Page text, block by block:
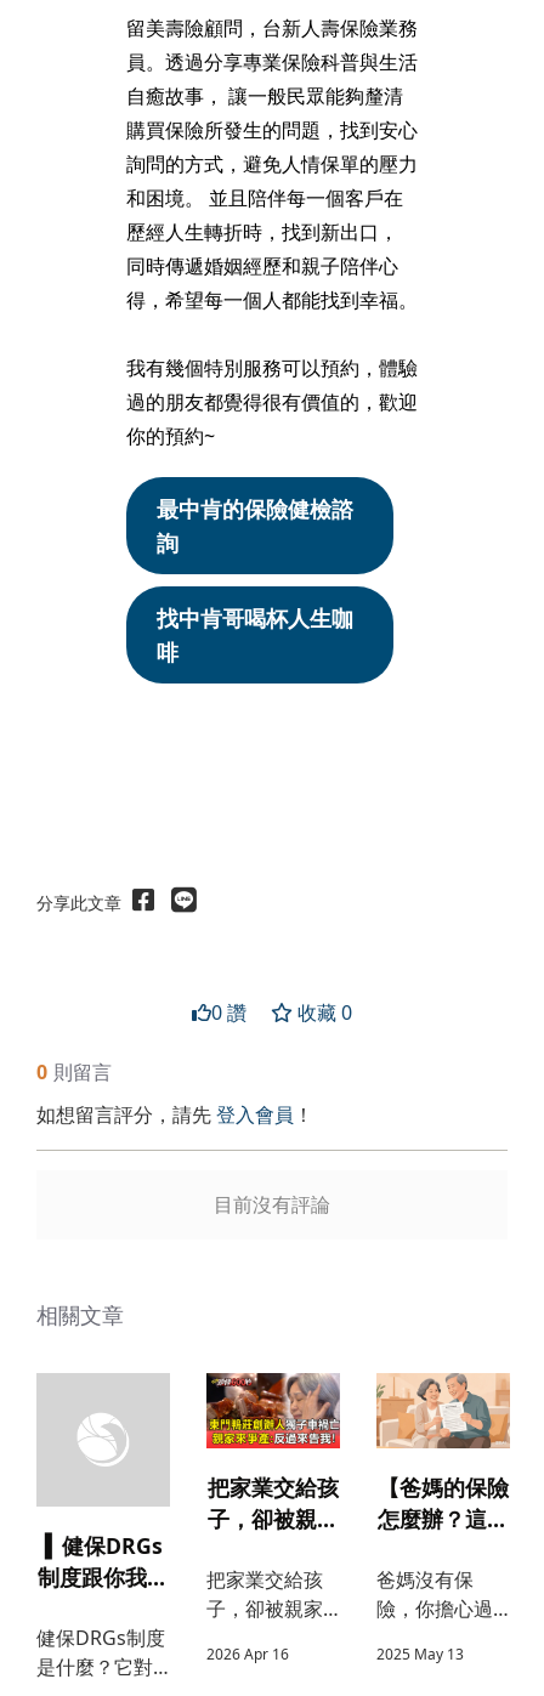
留美壽險顧問，台新人壽保險業務
員。透過分享專業保險科普與生活
自癒故事， 讓一般民眾能夠釐清
購買保險所發生的問題，找到安心
詢問的方式，避免人情保單的壓力
和困境。 並且陪伴每一個客戶在
歷經人生轉折時，找到新出口，
同時傳遞婚姻經歷和親子陪伴心
得，希望每一個人都能找到幸福。
我有幾個特別服務可以預約，體驗
過的朋友都覺得很有價值的，歡迎
你的預約~
最中肯的保險健檢諮
詢
找中肯哥喝杯人生咖
啡
分享此文章
0 讚 收藏 0
0 則留言
如想留言評分，請先登入會員 ！
目前沒有評論
相關文章
▍健保DRGs
制度跟你我有
健保DRGs制度
是什麼？它對
把家業交給孩
子，卻被親家
把家業交給孩
子，卻被親家
傳承能做到遺
2026 Apr 16
【爸媽的保險
怎麼辦？這張
們唯一的保
障】
爸媽沒有保
險，你擔心過
保障年長父母
2025 May 13